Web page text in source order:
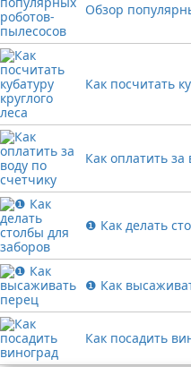
Обзор
Как посчитать
Как оплатить за
❶ Как делать
❶ Как
Как посадить